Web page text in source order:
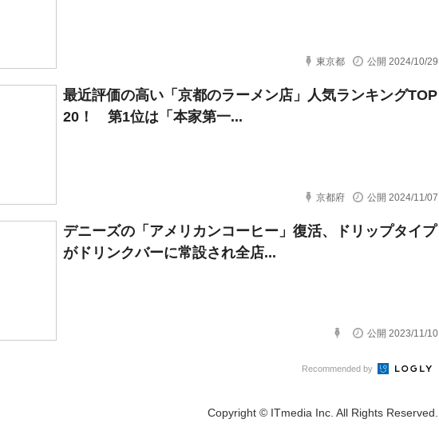
東京都 公開 2024/10/29
最近評価の高い「京都のラーメン店」人気ランキングTOP
20！ 第1位は「本家第一...
京都府 公開 2024/11/07
デニーズの「アメリカンコーヒー」復活、ドリップタイプ
がドリンクバーに常設され全店...
公開 2023/11/10
Recommended by
Copyright © ITmedia Inc. All Rights Reserved.